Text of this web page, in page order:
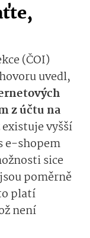
(ČOI)
uvedl,
z účtu na
vyšší
e-shopem
sice
poměrně
platí
není